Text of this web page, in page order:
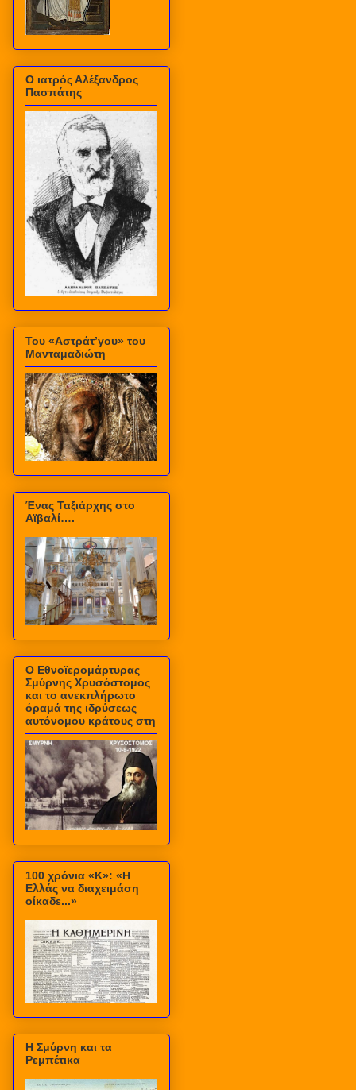
Ο ιατρός Αλέξανδρος
Πασπάτης
Του «Αστράτ’γου» του
Μανταμαδιώτη
Ένας Ταξιάρχης στο
Αϊβαλί….
Ο Εθνοϊερομάρτυρας
Σμύρνης Χρυσόστομος
και το ανεκπλήρωτο
όραμά της ιδρύσεως
αυτόνομου κράτους στη
100 χρόνια «Κ»: «Η
Ελλάς να διαχειμάση
οίκαδε...»
Η Σμύρνη και τα
Ρεμπέτικα